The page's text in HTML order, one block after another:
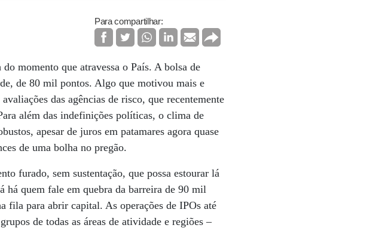
Para compartilhar:
momento que atravessa o País. A bolsa de
de 80 mil pontos. Algo que motivou mais e
das agências de risco, que recentemente
além das indefinições políticas, o clima de
apesar de juros em patamares agora quase
de uma bolha no pregão.
furado, sem sustentação, que possa estourar lá
há quem fale em quebra da barreira de 90 mil
fila para abrir capital. As operações de IPOs até
de todas as áreas de atividade e regiões –